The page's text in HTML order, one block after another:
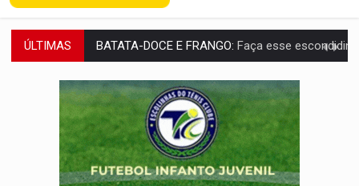
ÚLTIMAS BARREIRA NATURAL:Desmate da Amazônia corta chuvas no Sul e ameaça
:Anvisa libera venda de medicamentos pela Shopee, mas
MAIS RIGOR:Nova lei endurece punição por abuso sexual contra
POLUIÇÃO E RISCOS:Retirada de fiação irregular avança no país e em PVH
VÍDEO:Armado com machado, homem ameaça matar sobrinha grávida e